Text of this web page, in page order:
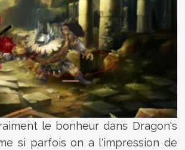
le bonheur dans Dragon's
si parfois on a l'impression de